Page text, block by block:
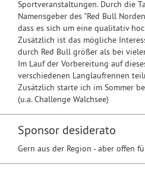
Sportveranstaltungen. Durch die
Namensgeber des "Red Bull
dass es sich um eine qualitativ
Zusätzlich ist das mögliche
durch Red Bull größer als bei
Im Lauf der Vorbereitung auf
verschiedenen Langlaufrennen
Zusätzlich starte ich im Sommer
(u.a. Challenge Walchsee)
Sponsor desiderato
Gern aus der Region - aber offen